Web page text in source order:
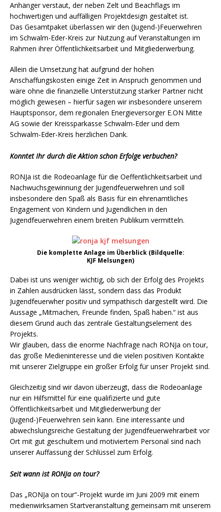
Anhänger verstaut, der neben Zelt und Beachflags im
hochwertigen und auffälligen Projektdesign gestaltet ist.
Das Gesamtpaket überlassen wir den (Jugend-)Feuerwehren
im Schwalm-Eder-Kreis zur Nutzung auf Veranstaltungen im
Rahmen ihrer Öffentlichkeitsarbeit und Mitgliederwerbung.
Allein die Umsetzung hat aufgrund der hohen
Anschaffungskosten einige Zeit in Anspruch genommen und
wäre ohne die finanzielle Unterstützung starker Partner nicht
möglich gewesen – hierfür sagen wir insbesondere unserem
Hauptsponsor, dem regionalen Energieversorger E.ON Mitte
AG sowie der Kreissparkasse Schwalm-Eder und dem
Schwalm-Eder-Kreis herzlichen Dank.
Konntet Ihr durch die Aktion schon Erfolge verbuchen?
RONJa ist die Rodeoanlage für die Oeffentlichkeitsarbeit und
Nachwuchsgewinnung der Jugendfeuerwehren und soll
insbesondere den Spaß als Basis für ein ehrenamtliches
Engagement von Kindern und Jugendlichen in den
Jugendfeuerwehren einem breiten Publikum vermitteln.
Die komplette Anlage im Überblick (Bildquelle:
KJF Melsungen)
Dabei ist uns weniger wichtig, ob sich der Erfolg des Projekts
in Zahlen ausdrücken lässt, sondern dass das Produkt
Jugendfeuerwher positiv und sympathisch dargestellt wird. Die
Aussage „Mitmachen, Freunde finden, Spaß haben.“ ist aus
diesem Grund auch das zentrale Gestaltungselement des
Projekts.
Wir glauben, dass die enorme Nachfrage nach RONJa on tour,
das große Medieninteresse und die vielen positiven Kontakte
mit unserer Zielgruppe ein großer Erfolg für unser Projekt sind.
Gleichzeitig sind wir davon überzeugt, dass die Rodeoanlage
nur ein Hilfsmittel für eine qualifizierte und gute
Öffentlichkeitsarbeit und Mitgliederwerbung der
(Jugend-)Feuerwehren sein kann. Eine interessante und
abwechslungsreiche Gestaltung der Jugendfeuerwehrarbeit vor
Ort mit gut geschultem und motiviertem Personal sind nach
unserer Auffassung der Schlüssel zum Erfolg.
Seit wann ist RONJa on tour?
Das „RONJa on tour“-Projekt wurde im Juni 2009 mit einem
medienwirksamen Startveranstaltung gemeinsam mit unserem